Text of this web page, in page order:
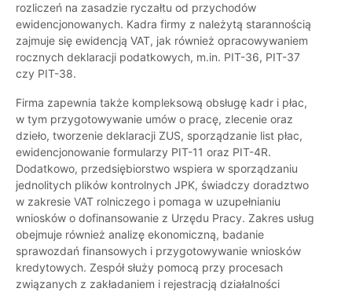
rozliczeń na zasadzie ryczałtu od przychodów
ewidencjonowanych. Kadra firmy z należytą starannością
zajmuje się ewidencją VAT, jak również opracowywaniem
rocznych deklaracji podatkowych, m.in. PIT-36, PIT-37
czy PIT-38.
Firma zapewnia także kompleksową obsługę kadr i płac,
w tym przygotowywanie umów o pracę, zlecenie oraz
dzieło, tworzenie deklaracji ZUS, sporządzanie list płac,
ewidencjonowanie formularzy PIT-11 oraz PIT-4R.
Dodatkowo, przedsiębiorstwo wspiera w sporządzaniu
jednolitych plików kontrolnych JPK, świadczy doradztwo
w zakresie VAT rolniczego i pomaga w uzupełnianiu
wniosków o dofinansowanie z Urzędu Pracy. Zakres usług
obejmuje również analizę ekonomiczną, badanie
sprawozdań finansowych i przygotowywanie wniosków
kredytowych. Zespół służy pomocą przy procesach
związanych z zakładaniem i rejestracją działalności